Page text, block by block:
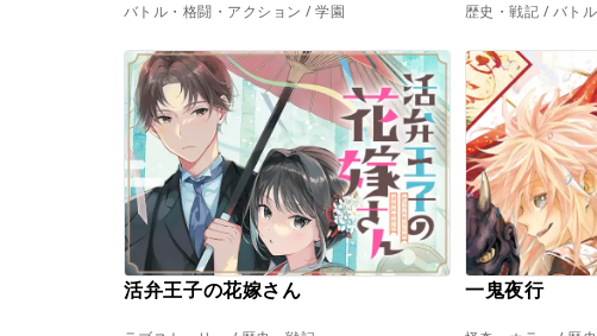
バトル・格闘・アクション / 学園 歴史・戦記 / バト
活弁王子の花嫁さん 一鬼夜行